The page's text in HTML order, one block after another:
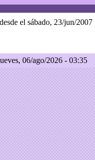
el sábado, 23/jun/2007
06/ago/2026 - 03:35